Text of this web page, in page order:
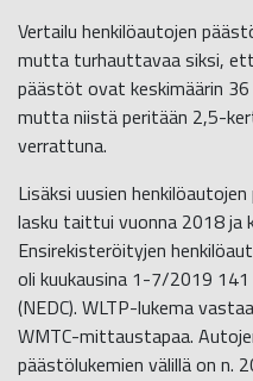
Vertailu henkilöautojen
mutta turhauttavaa siksi,
päästöt ovat keskimäärin 36
mutta niistä peritään 2,5-
verrattuna.
Lisäksi uusien
lasku taittui vuonna 2018 ja
Ensirekisteröityjen
oli kuukausina 1-7/2019
(NEDC). WLTP-lukema
WMTC-mittaustapaa.
päästölukemien välillä on n.